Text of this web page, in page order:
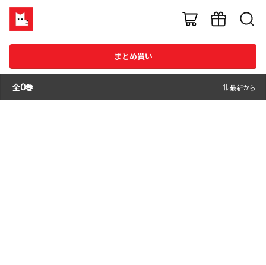
まとめ買い
全0巻 最新から